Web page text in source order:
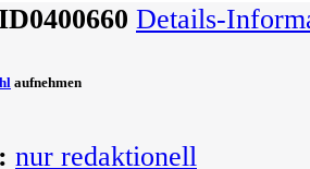
Details-
aufnehmen
nur redaktionell